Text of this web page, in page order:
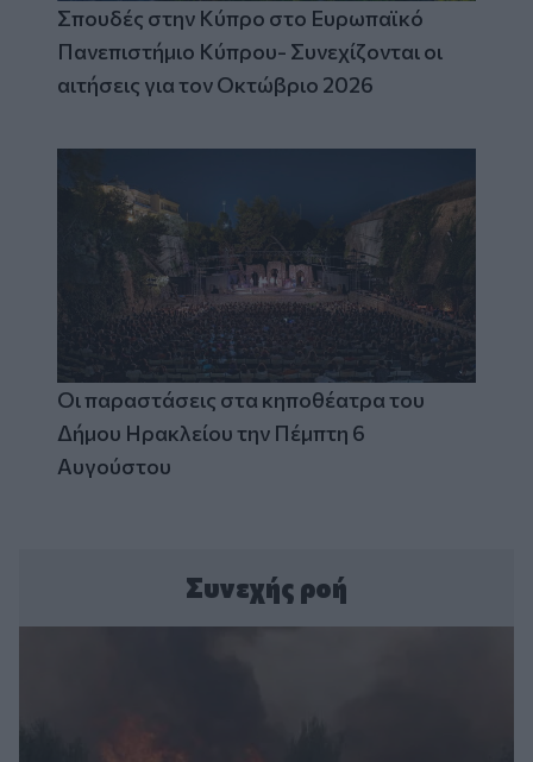
Σπουδές στην Κύπρο στο Ευρωπαϊκό
Πανεπιστήμιο Κύπρου- Συνεχίζονται οι
αιτήσεις για τον Οκτώβριο 2026
Οι παραστάσεις στα κηποθέατρα του
Δήμου Ηρακλείου την Πέμπτη 6
Αυγούστου
Συνεχής ροή